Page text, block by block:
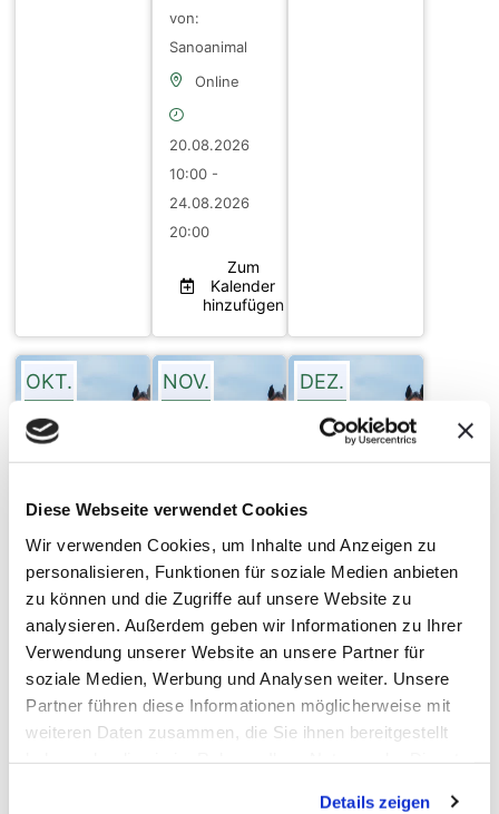
Diese Webseite verwendet Cookies
Wir verwenden Cookies, um Inhalte und Anzeigen zu
personalisieren, Funktionen für soziale Medien anbieten
zu können und die Zugriffe auf unsere Website zu
analysieren. Außerdem geben wir Informationen zu Ihrer
Verwendung unserer Website an unsere Partner für
soziale Medien, Werbung und Analysen weiter. Unsere
Partner führen diese Informationen möglicherweise mit
weiteren Daten zusammen, die Sie ihnen bereitgestellt
Details zeigen
von:
Sanoanimal
Online
20.08.2026
10:00 -
24.08.2026
20:00
Zum
Kalender
hinzufügen
OKT.
08
Fallbesprechungen
für
Pferdetherapeuten
im Oktober
Preis:
50,00€
NOV.
Fallbesprechungen
für
Pferdetherapeuten
im
November
Preis:
DEZ.
03
Fallbesprechungen
für
Pferdetherapeuten
im
Dezember
Preis: